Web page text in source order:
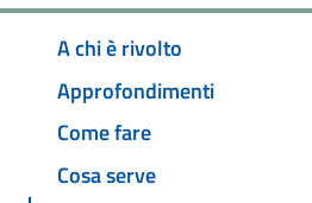
A chi è rivolto
Approfondimenti
Come fare
Cosa serve